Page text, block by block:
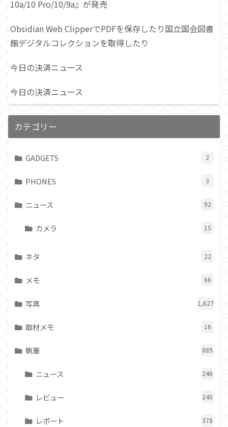
10a/10 Pro/10/9a』が発売
Obsidian Web ClipperでPDFを保存したり国立国会図書
館デジタルコレクションを取得したり
今日の決済ニュース
今日の決済ニュース
カテゴリー
GADGETS 2
PHONES 3
ニュース 92
カメラ 15
ネタ 22
メモ 66
写真 1,627
取材メモ 16
執筆 889
ニュース 246
レビュー 240
レポート 378